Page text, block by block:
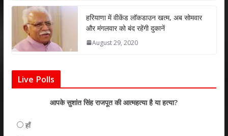
हरियाणा में वीकेंड लॉकडाउन खत्म, अब सोमवार
और मंगलवार को बंद रहेंगी दुकानें
August 29, 2020
Live Polls
आपके सुशांत सिंह राजपूत की आत्महत्या है या हत्या?
हाँ